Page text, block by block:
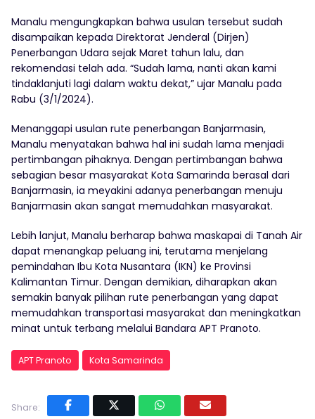
Manalu mengungkapkan bahwa usulan tersebut sudah
disampaikan kepada Direktorat Jenderal (Dirjen)
Penerbangan Udara sejak Maret tahun lalu, dan
rekomendasi telah ada. “Sudah lama, nanti akan kami
tindaklanjuti lagi dalam waktu dekat,” ujar Manalu pada
Rabu (3/1/2024).
Menanggapi usulan rute penerbangan Banjarmasin,
Manalu menyatakan bahwa hal ini sudah lama menjadi
pertimbangan pihaknya. Dengan pertimbangan bahwa
sebagian besar masyarakat Kota Samarinda berasal dari
Banjarmasin, ia meyakini adanya penerbangan menuju
Banjarmasin akan sangat memudahkan masyarakat.
Lebih lanjut, Manalu berharap bahwa maskapai di Tanah Air
dapat menangkap peluang ini, terutama menjelang
pemindahan Ibu Kota Nusantara (IKN) ke Provinsi
Kalimantan Timur. Dengan demikian, diharapkan akan
semakin banyak pilihan rute penerbangan yang dapat
memudahkan transportasi masyarakat dan meningkatkan
minat untuk terbang melalui Bandara APT Pranoto.
APT Pranoto Kota Samarinda
Share: